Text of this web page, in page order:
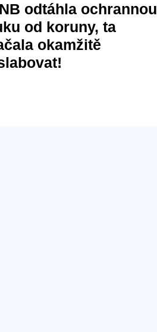
odtáhla ochrannou
od koruny, ta
okamžitě